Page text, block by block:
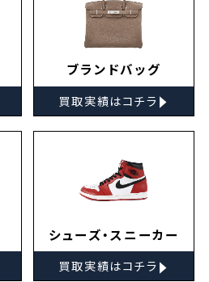
ブランドバッグ
買取実績はコチラ ▸
シューズ・スニーカー
買取実績はコチラ ▸